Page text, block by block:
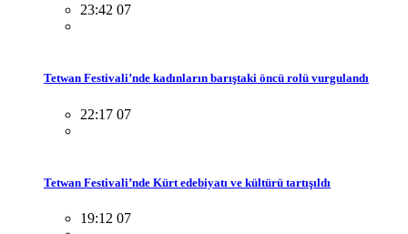
23:42 07
Tetwan Festivali’nde kadınların barıştaki öncü rolü vurgulandı
22:17 07
Tetwan Festivali’nde Kürt edebiyatı ve kültürü tartışıldı
19:12 07